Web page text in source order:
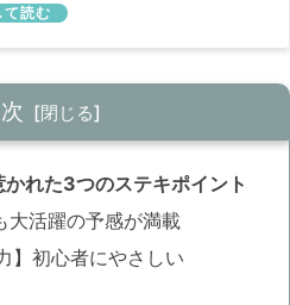
かれた3つのステキポイント
大活躍の予感が満載
】初心者にやさしい